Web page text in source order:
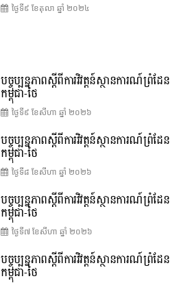
ថ្ងៃទី៩ ខែ​តុលា ឆ្នាំ ២០២៤
បច្ចុប្បន្នភាពស្ដីពីការវិវត្តន៍ស្ថានការណ៍ព្រំដែន
កម្ពុជា-ថៃ
ថ្ងៃទី៩ ខែ​សីហា ឆ្នាំ ២០២៦
បច្ចុប្បន្នភាពស្ដីពីការវិវត្តន៍ស្ថានការណ៍ព្រំដែន
កម្ពុជា-ថៃ
ថ្ងៃទី៨ ខែ​សីហា ឆ្នាំ ២០២៦
បច្ចុប្បន្នភាពស្ដីពីការវិវត្តន៍ស្ថានការណ៍ព្រំដែន
កម្ពុជា-ថៃ
ថ្ងៃទី៧ ខែ​សីហា ឆ្នាំ ២០២៦
បច្ចុប្បន្នភាពស្ដីពីការវិវត្តន៍ស្ថានការណ៍ព្រំដែន
កម្ពុជា-ថៃ